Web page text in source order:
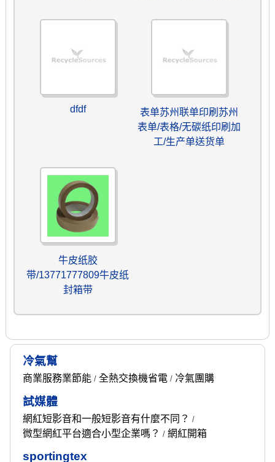
dfdf
表单苏州联单印刷苏州
表单/表格/无碳纸印刷加
工/生产单送货单
牛皮纸胶
带/13771777809牛皮纸
封箱带
冷氣幫
商業服務業節能/ 全熱交換機省電/ 冷氣團購
試媒體
網紅短影音和一般短影音有什麼不同？ /
微型網紅平台適合小型企業嗎？ / 網紅開箱
sportingtex